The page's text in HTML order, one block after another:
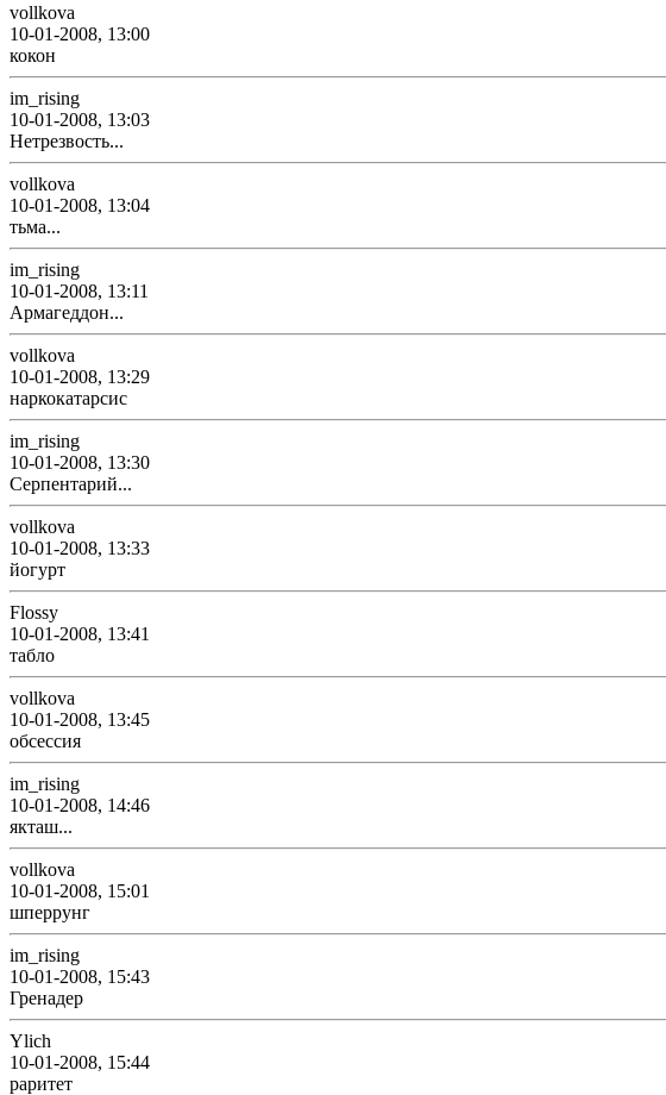
vollkova
10-01-2008, 13:00
кокон
im_rising
10-01-2008, 13:03
Нетрезвость...
vollkova
10-01-2008, 13:04
тьма...
im_rising
10-01-2008, 13:11
Армагеддон...
vollkova
10-01-2008, 13:29
наркокатарсис
im_rising
10-01-2008, 13:30
Серпентарий...
vollkova
10-01-2008, 13:33
йогурт
Flossy
10-01-2008, 13:41
табло
vollkova
10-01-2008, 13:45
обсессия
im_rising
10-01-2008, 14:46
якташ...
vollkova
10-01-2008, 15:01
шперрунг
im_rising
10-01-2008, 15:43
Гренадер
Ylich
10-01-2008, 15:44
раритет